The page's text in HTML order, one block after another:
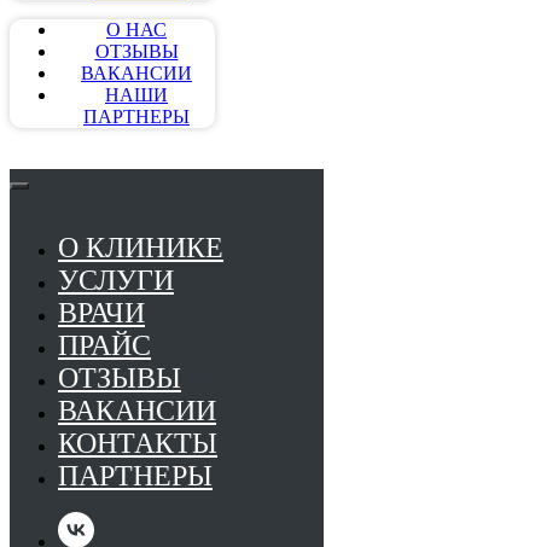
О НАС
ОТЗЫВЫ
ВАКАНСИИ
НАШИ
ПАРТНЕРЫ
О КЛИНИКЕ
УСЛУГИ
ВРАЧИ
ПРАЙС
ОТЗЫВЫ
ВАКАНСИИ
КОНТАКТЫ
ПАРТНЕРЫ